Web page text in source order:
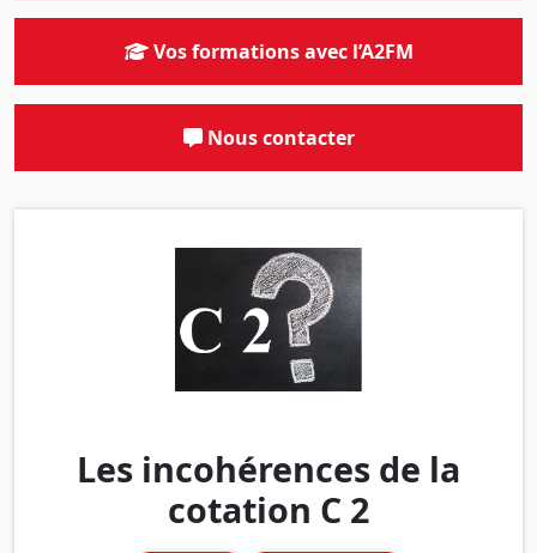
Les incohérences de la
cotation C 2
Vos formations avec l’A2FM
Nous contacter